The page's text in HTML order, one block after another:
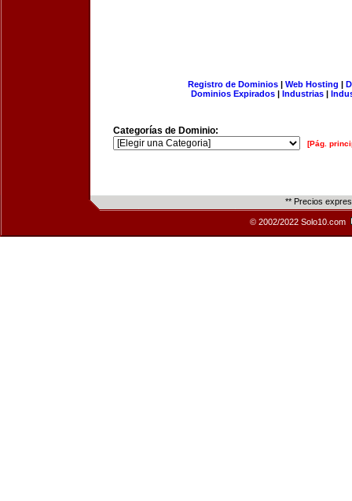
Registro de Dominios| Web Hosting |
Dominios Expirados | Industrias |
Categorías de Dominio:
[Pág.
** Precios
© 2002/2022 Solo10.com